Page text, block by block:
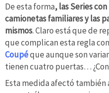
De esta forma, las Series
camionetas familiares y las
mismos. Claro está que de
que complican esta regla
Coupéque aunque son
tienen cuatro puertas…
Esta medida afectó también